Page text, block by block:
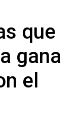
que
gana
el